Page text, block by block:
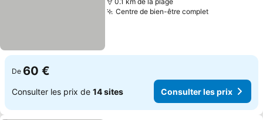
Centre de bien-être completConsulter
De 60 €
Consulter les prix de 14 sites Consulter les prix